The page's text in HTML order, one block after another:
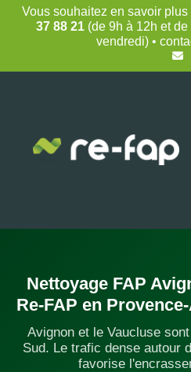
Vous souhaitez en savoir
37 88 21 (de 9h à 12h et
vendredi) •
Nettoyage FAP
Re-FAP en
Avignon et le Vaucluse
Sud. Le trafic dense autour
favorise